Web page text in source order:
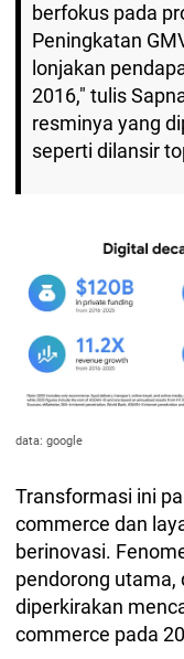
berfokus pada
Peningkatan
lonjakan
2016," tulis
resminya yang
seperti dilansir
data: google
Transformasi ini
commerce dan
berinovasi.
pendorong utama,
diperkirakan
commerce pada